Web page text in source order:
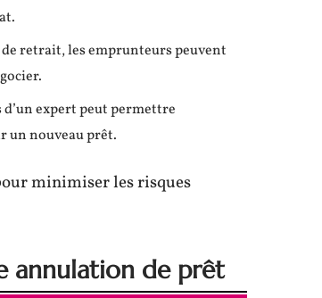
de retrait, les emprunteurs peuvent
d’un expert peut permettre
un nouveau prêt.
minimiser les risques
annulation de prêt